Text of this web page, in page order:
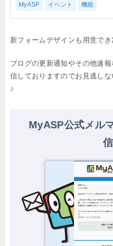
MyASP イベント 機能
新フォームデザインも用意で
ブログの更新通知やその他速
信しておりますのでお見逃し
♪
MyASP公式メル
信